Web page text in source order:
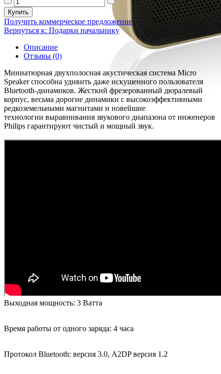
Получить коммерческое предложение
Вернуться к: Подарки начальнику
Описание
Отзывы (0)
Миниатюрная двухполосная акустическая система Micro
Speaker способна удивить даже искушенного пользователя
Bluetooth-динамиков. Жесткий фрезерованный дюралевый
корпус, весьма дорогие динамики с высокоэффективными
редкоземельными магнитами и новейшие
технологии выравнивания звукового диапазона от инженеров
Philips гарантируют чистый и мощный звук.
Выходная мощность: 3 Ватта
Время работы от одного заряда: 4 часа
Протокол Bluetooth: версия 3.0, A2DP версия 1.2